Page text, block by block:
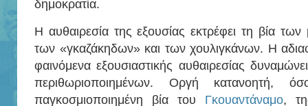
δημοκρατία.
Η αυθαιρεσία της εξουσίας εκτρέφει τη βία
των «γκαζάκηδων» και των χουλιγκάνων. Η
φαινόμενα εξουσιαστικής αυθαιρεσίας
περιθωριοποιημένων. Οργή κατανοητή,
παγκοσμιοποιημένη βία του Γκουαντάναμο,